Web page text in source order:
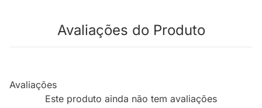
Avaliações do Produto
Avaliações
Este produto ainda não tem avaliações